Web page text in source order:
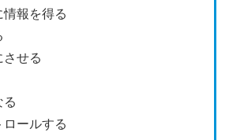
報を得る
せる
ールする